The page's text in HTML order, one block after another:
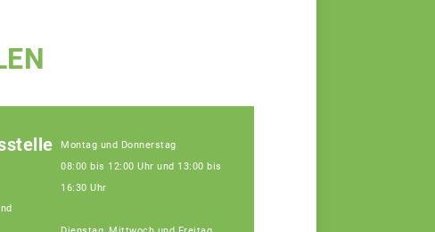
Montag und Donnerstag
08:00 bis 12:00 Uhr und 13:00 bis
16:30 Uhr